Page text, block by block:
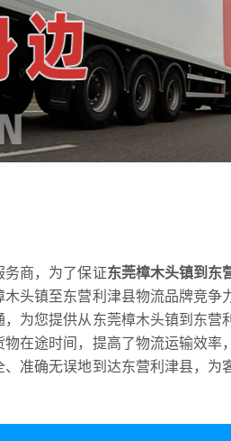
务商，为了保证东莞樟木头镇到东
头镇至东营利津县物流品牌竞争
为您提供从东莞樟木头镇到东营
在途时间，提高了物流运输效率
准确无误地到达东营利津县，为